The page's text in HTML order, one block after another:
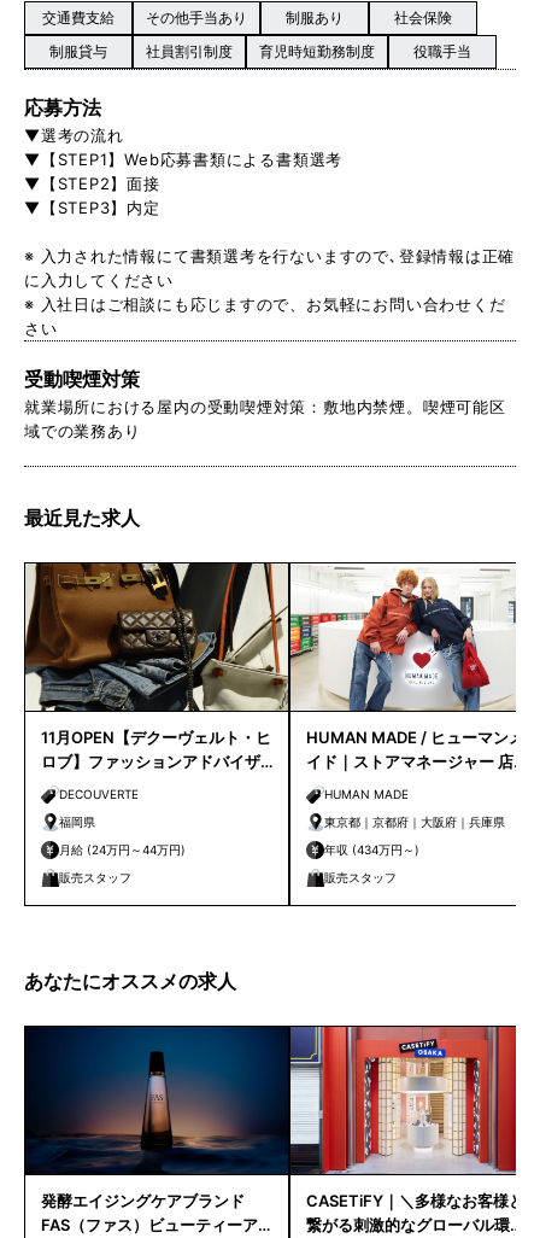
交通費支給 その他手当あり 制服あり
社会保険
制服貸与
社員割引制度 育児時短勤務制度 役職手当
応募方法
▼選考の流れ
▼【STEP1】Web応募書類による書類選考
▼【STEP2】面接
▼【STEP3】内定
※ 入力された情報にて書類選考を行ないますので､登録情報は正確
に入力してください
※ 入社日はご相談にも応じますので、お気軽にお問い合わせくだ
さい
受動喫煙対策
就業場所における屋内の受動喫煙対策：敷地内禁煙。喫煙可能区
域での業務あり
最近見た求人
11月OPEN【デクーヴェルト・ヒ
ロブ】ファッションアドバイザ
ー｜天神店
DECOUVERTE
福岡県
月給 (24万円～44万円)
販売スタッフ
HUMAN MADE / ヒューマンメ
イド｜ストアマネージャー 店長
候補HUMAN MADE
東京都｜京都府｜大阪府｜兵庫県
年収 (434万円～)
販売スタッフ
あなたにオススメの求人
発酵エイジングケアブランド
FAS（ファス）ビューティーア
CASETiFY｜＼多様なお客様と
繋がる刺激的なグローバル環